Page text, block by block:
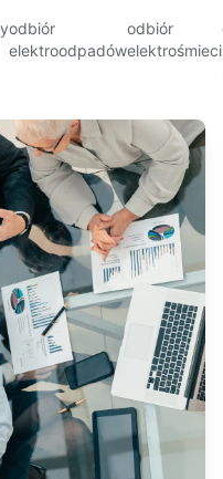
odbiór
elektroodpadów
odbiór
elektrośmieci